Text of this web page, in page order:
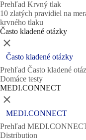
Prehľad Krvný tlak
10 zlatých pravidiel na
krvného tlaku
Často kladené otázky
Zatvoriť
Často kladené otázky
Prehľad Často kladené
Domáce testy
MEDI.CONNECT
Zatvoriť
MEDI.CONNECT
Prehľad
Distribution